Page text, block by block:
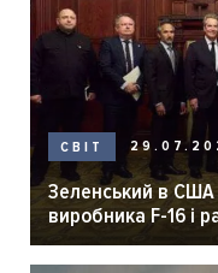
СВІТ
Зеленський в США
виробника F-16 і